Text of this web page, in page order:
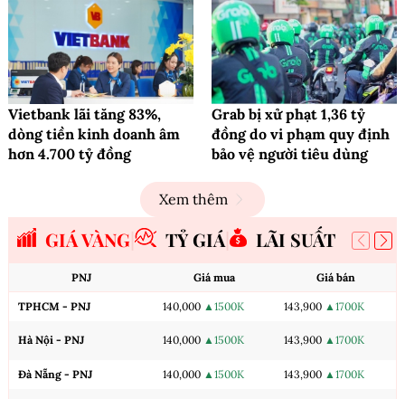
Vietbank lãi tăng 83%,
dòng tiền kinh doanh âm
hơn 4.700 tỷ đồng
Grab bị xử phạt 1,36 tỷ
đồng do vi phạm quy định
bảo vệ người tiêu dùng
Xem thêm
GIÁ VÀNG TỶ GIÁ LÃI SUẤT
PNJ Giá mua Giá bán
TPHCM - PNJ 140,000 ▲1500K 143,900 ▲1700K
Hà Nội - PNJ 140,000 ▲1500K 143,900 ▲1700K
Đà Nẵng - PNJ 140,000 ▲1500K 143,900 ▲1700K